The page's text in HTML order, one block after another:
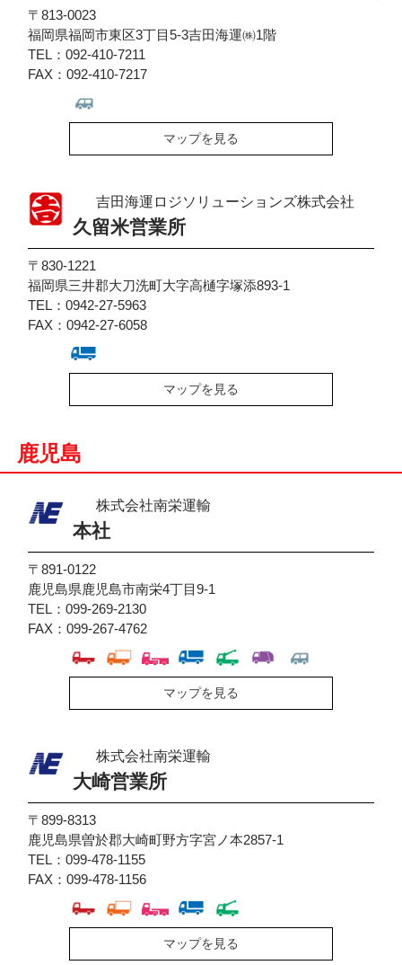
〒813-0023
福岡県福岡市東区3丁目5-3吉田海運㈱1階
TEL：092-410-7211
FAX：092-410-7217
マップを見る
吉田海運ロジソリューションズ株式会社
久留米営業所
〒830-1221
福岡県三井郡大刀洗町大字高樋字塚添893-1
TEL：0942-27-5963
FAX：0942-27-6058
マップを見る
鹿児島
株式会社南栄運輸
本社
〒891-0122
鹿児島県鹿児島市南栄4丁目9-1
TEL：099-269-2130
FAX：099-267-4762
マップを見る
株式会社南栄運輸
大崎営業所
〒899-8313
鹿児島県曽於郡大崎町野方字宮ノ本2857-1
TEL：099-478-1155
FAX：099-478-1156
マップを見る